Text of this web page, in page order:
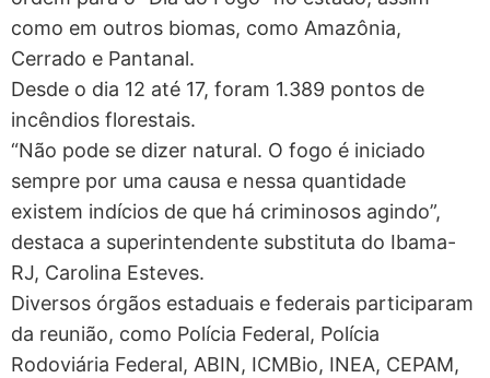
como em outros biomas, como Amazônia,
Cerrado e Pantanal.
Desde o dia 12 até 17, foram 1.389 pontos de
incêndios florestais.
“Não pode se dizer natural. O fogo é iniciado
sempre por uma causa e nessa quantidade
existem indícios de que há criminosos agindo”,
destaca a superintendente substituta do Ibama-
RJ, Carolina Esteves.
Diversos órgãos estaduais e federais participaram
da reunião, como Polícia Federal, Polícia
Rodoviária Federal, ABIN, ICMBio, INEA, CEPAM,